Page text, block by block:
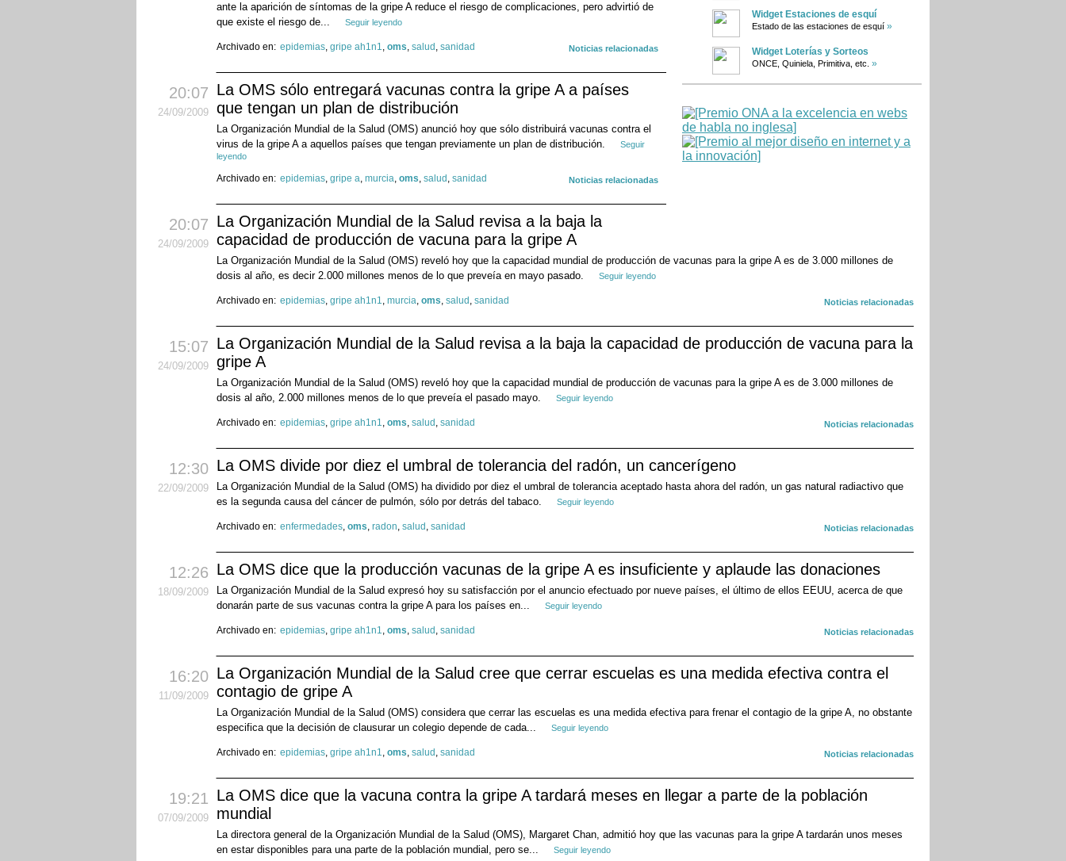
Widget Estaciones de esquí
Estado de las estaciones de esquí »
Widget Loterías y Sorteos
ONCE, Quiniela, Primitiva, etc. »
ante la aparición de síntomas de la gripe A reduce el riesgo de complicaciones, pero advirtió de
que existe el riesgo de...
Seguir leyendo
Noticias relacionadas
Archivado en: epidemias, gripe ah1n1, oms, salud , sanidad
20:07
24/09/2009
La OMS sólo entregará vacunas contra la gripe A a países
que tengan un plan de distribución
La Organización Mundial de la Salud (OMS) anunció hoy que sólo distribuirá vacunas contra el
virus de la gripe A a aquellos países que tengan previamente un plan de distribución.
Seguir
leyendo
Noticias relacionadas
Archivado en: epidemias, gripe a, murcia, oms, salud , sanidad
20:07
24/09/2009
La Organización Mundial de la Salud revisa a la baja la
capacidad de producción de vacuna para la gripe A
La Organización Mundial de la Salud (OMS) reveló hoy que la capacidad mundial de producción de vacunas para la gripe A es de 3.000 millones de
dosis al año, es decir 2.000 millones menos de lo que preveía en mayo pasado.
Seguir leyendo
Noticias relacionadas
Archivado en: epidemias, gripe ah1n1, murcia, oms, salud , sanidad
15:07
24/09/2009
La Organización Mundial de la Salud revisa a la baja la capacidad de producción de vacuna para la
gripe A
La Organización Mundial de la Salud (OMS) reveló hoy que la capacidad mundial de producción de vacunas para la gripe A es de 3.000 millones de
dosis al año, 2.000 millones menos de lo que preveía el pasado mayo.
Seguir leyendo
Noticias relacionadas
Archivado en: epidemias, gripe ah1n1, oms, salud , sanidad
12:30
22/09/2009
La OMS divide por diez el umbral de tolerancia del radón, un cancerígeno
La Organización Mundial de la Salud (OMS) ha dividido por diez el umbral de tolerancia aceptado hasta ahora del radón, un gas natural radiactivo que
es la segunda causa del cáncer de pulmón, sólo por detrás del tabaco.
Seguir leyendo
Noticias relacionadas
Archivado en: enfermedades, oms, radon, salud , sanidad
12:26
18/09/2009
La OMS dice que la producción vacunas de la gripe A es insuficiente y aplaude las donaciones
La Organización Mundial de la Salud expresó hoy su satisfacción por el anuncio efectuado por nueve países, el último de ellos EEUU, acerca de que
donarán parte de sus vacunas contra la gripe A para los países en...
Seguir leyendo
Noticias relacionadas
Archivado en: epidemias, gripe ah1n1, oms, salud , sanidad
16:20
11/09/2009
La Organización Mundial de la Salud cree que cerrar escuelas es una medida efectiva contra el
contagio de gripe A
La Organización Mundial de la Salud (OMS) considera que cerrar las escuelas es una medida efectiva para frenar el contagio de la gripe A, no obstante
especifica que la decisión de clausurar un colegio depende de cada...
Seguir leyendo
Noticias relacionadas
Archivado en: epidemias, gripe ah1n1, oms, salud , sanidad
19:21
07/09/2009
La OMS dice que la vacuna contra la gripe A tardará meses en llegar a parte de la población
mundial
La directora general de la Organización Mundial de la Salud (OMS), Margaret Chan, admitió hoy que las vacunas para la gripe A tardarán unos meses
en estar disponibles para una parte de la población mundial, pero se...
Seguir leyendo